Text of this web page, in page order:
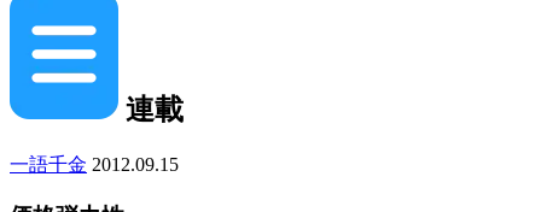
連載
一語千金 2012.09.15